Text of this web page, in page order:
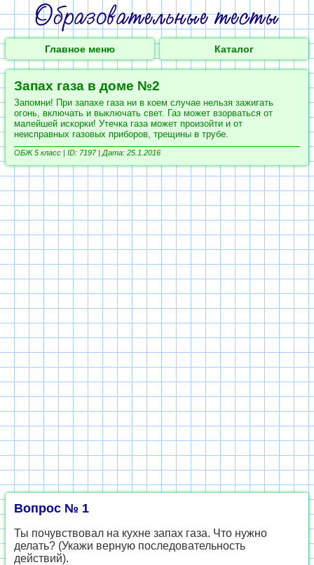
Главное меню Каталог
Запах газа в доме №2
Запомни! При запахе газа ни в коем случае нельзя зажигать
огонь, включать и выключать свет. Газ может взорваться от
малейшей искорки! Утечка газа может произойти и от
неисправных газовых приборов, трещины в трубе.
ОБЖ 5 класс | ID: 7197 | Дата: 25.1.2016
Вопрос № 1
Ты почувствовал на кухне запах газа. Что нужно
делать? (Укажи верную последовательность
действий).